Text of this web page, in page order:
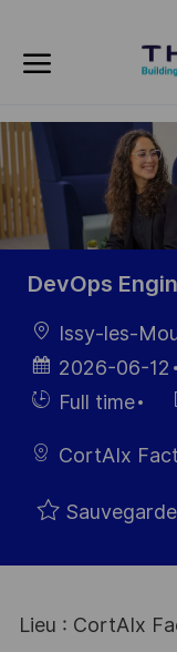
-
DevOps
localisation
Issy-les-
Date
d’affichage
2026-06-12
HiringFull time
CortAIx
Lieu : CortAIx